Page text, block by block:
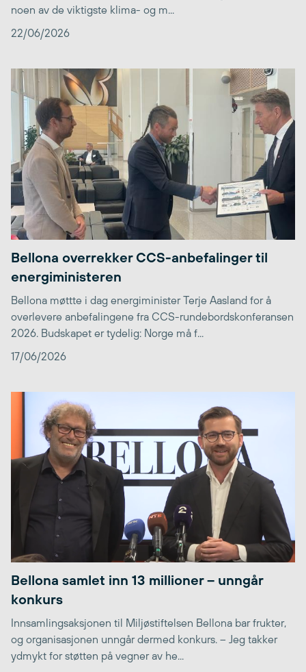
noen av de viktigste klima- og m...
22/06/2026
Bellona overrekker CCS-anbefalinger til
energiministeren
Bellona møttte i dag energiminister Terje Aasland for å
overlevere anbefalingene fra CCS-rundebordskonferansen
2026. Budskapet er tydelig: Norge må f...
17/06/2026
Bellona samlet inn 13 millioner – unngår
konkurs
Innsamlingsaksjonen til Miljøstiftelsen Bellona bar frukter,
og organisasjonen unngår dermed konkurs. – Jeg takker
ydmykt for støtten på vegner av he...